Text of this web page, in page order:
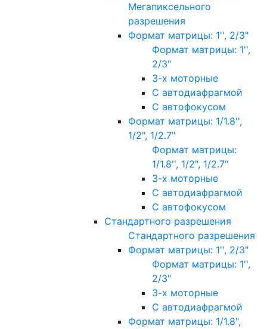
Мегапиксельного
разрешения
Формат матрицы: 1'', 2/3"
Формат матрицы: 1'',
2/3"
3-х моторные
С автодиафрагмой
С автофокусом
Формат матрицы: 1/1.8'',
1/2", 1/2.7"
Формат матрицы:
1/1.8'', 1/2", 1/2.7"
3-х моторные
С автодиафрагмой
С автофокусом
Стандартного разрешения
Стандартного разрешения
Формат матрицы: 1'', 2/3"
Формат матрицы: 1'',
2/3"
3-х моторные
С автодиафрагмой
Формат матрицы: 1/1.8",